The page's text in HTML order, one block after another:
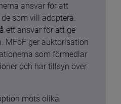
ansvar för att
som vill adoptera.
ett ansvar för att ge
MFoF ger auktorisation
som förmedlar
och har tillsyn över
möts olika